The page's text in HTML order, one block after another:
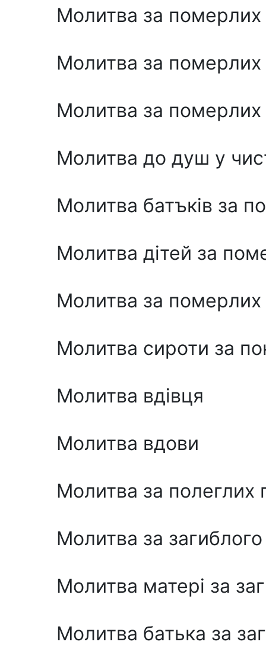
Молитва за померлих
Молитва за померлих
Молитва за померлих
Молитва до душ у
Молитва батъків за
Молитва дітей за
Молитва за померлих
Молитва сироти за
Молитва вдівця
Молитва вдови
Молитва за полеглих
Молитва за загиблого
Молитва матері за
Молитва батька за